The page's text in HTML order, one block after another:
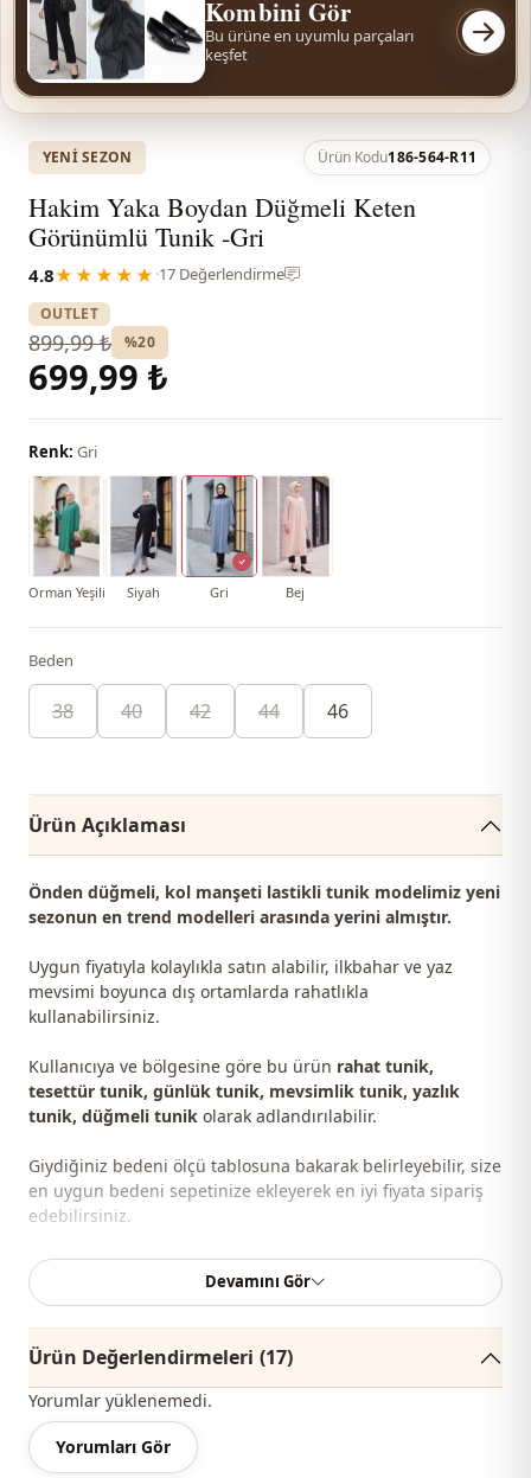
Kombini Gör
Bu ürüne en uyumlu parçaları
keşfet
YENI SEZON Ürün Kodu186-564-R11
Hakim Yaka Boydan Düğmeli Keten
Görünümlü Tunik -Gri
4.8★★★★★ ·17 Değerlendirme
OUTLET
899,99 ₺ %20
699,99 ₺
Renk: Gri
Orman Yeşili Siyah Gri Bej
Beden
38 40 42 44 46
Ürün Açıklaması
Önden düğmeli, kol manşeti lastikli tunik modelimiz yeni
sezonun en trend modelleri arasında yerini almıştır.
Uygun fiyatıyla kolaylıkla satın alabilir, ilkbahar ve yaz
mevsimi boyunca dış ortamlarda rahatlıkla
kullanabilirsiniz.
Kullanıcıya ve bölgesine göre bu ürün rahat tunik,
tesettür tunik, günlük tunik, mevsimlik tunik, yazlık
tunik, düğmeli tunik olarak adlandırılabilir.
Giydiğiniz bedeni ölçü tablosuna bakarak belirleyebilir, size
en uygun bedeni sepetinize ekleyerek en iyi fiyata sipariş
edebilirsiniz.
Not:Ürünün renginde konsept çekimlerinden dolayı ton
farklılığı olabilir.
Yaka Hakim yaka
Mevsi̇m
Devamını Gör
Ürün Değerlendirmeleri (17)
Yorumlar yüklenemedi.
Yorumları Gör